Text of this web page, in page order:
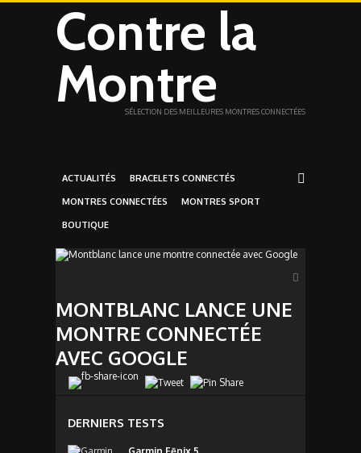
Contre la
Montre
SÉLECTION DES MEILLEURES MONTRES CONNECTÉES
ACTUALITÉS BRACELETS CONNECTÉS
MONTRES CONNECTÉES MONTRES SPORT
BOUTIQUE
MONTBLANC LANCE UNE
MONTRE CONNECTÉE
AVEC GOOGLE
DERNIERS TESTS